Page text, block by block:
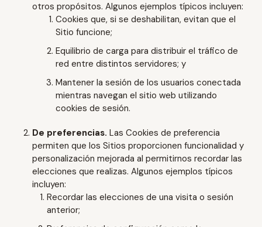
otros propósitos. Algunos ejemplos típicos incluyen:
Cookies que, si se deshabilitan, evitan que el
Sitio funcione;
Equilibrio de carga para distribuir el tráfico de
red entre distintos servidores; y
Mantener la sesión de los usuarios conectada
mientras navegan el sitio web utilizando
cookies de sesión.
De preferencias. Las Cookies de preferencia
permiten que los Sitios proporcionen funcionalidad y
personalización mejorada al permitirnos recordar las
elecciones que realizas. Algunos ejemplos típicos
incluyen:
Recordar las elecciones de una visita o sesión
anterior;